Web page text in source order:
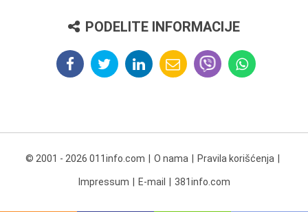
PODELITE INFORMACIJE
© 2001 - 2026 011info.com O nama Pravila korišćenja
Impressum E-mail 381info.com